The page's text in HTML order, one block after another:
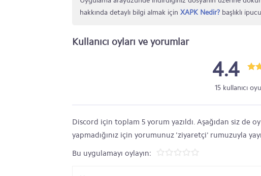
hakkında detaylı bilgi almak için XAPK Nedir? başlıklı
Kullanıcı oyları ve yorumlar
4.4
15 kullanıcı
Discord için toplam 5 yorum yazıldı. Aşağıdan siz de
yapmadığınız için yorumunuz 'ziyaretçi' rumuzuyla
Bu uygulamayı oylayın: